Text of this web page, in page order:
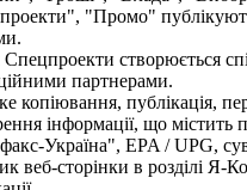
"Промо"
Спецпроекти створюється
партнерами.
копіювання, публікація,
інформації, що містить
Україна", EPA / UPG,
веб-сторінки в розділі Я-